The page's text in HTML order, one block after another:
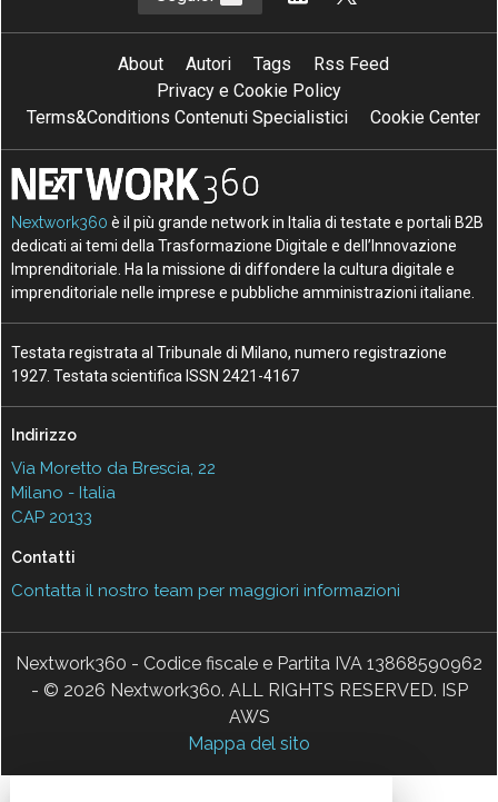
About Autori Tags
Rss Feed
Privacy e Cookie Policy
Terms&Conditions Contenuti Specialistici
Cookie Center
Nextwork360 è il più grande network in Italia di testate e portali B2B
dedicati ai temi della Trasformazione Digitale e dell’Innovazione
Imprenditoriale. Ha la missione di diffondere la cultura digitale e
imprenditoriale nelle imprese e pubbliche amministrazioni italiane.
Testata registrata al Tribunale di Milano, numero registrazione
1927. Testata scientifica ISSN 2421-4167
Indirizzo
Via Moretto da Brescia, 22
Milano - Italia
CAP 20133
Contatti
Contatta il nostro team per maggiori informazioni
Nextwork360 - Codice fiscale e Partita IVA 13868590962
- © 2026 Nextwork360. ALL RIGHTS RESERVED. ISP
AWS
Mappa del sito